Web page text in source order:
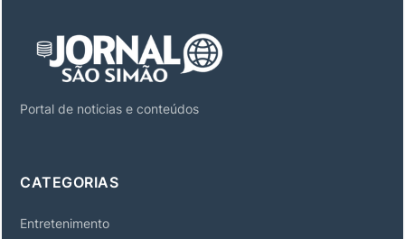
Portal de noticias e conteúdos
CATEGORIAS
Entretenimento